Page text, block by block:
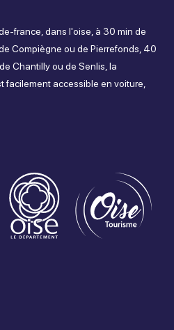
france, dans l'oise, à 30 min de
Compiègne ou de Pierrefonds, 40
Chantilly ou de Senlis, la
facilement accessible en voiture,